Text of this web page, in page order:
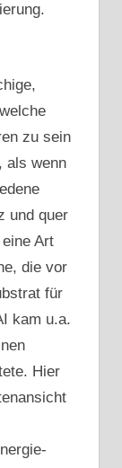
zu sein
als wenn
und quer
Art
die vor
für
kam u.a.
Hier